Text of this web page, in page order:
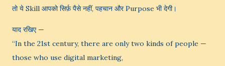
तो ये Skill आपको सिर्फ़ पैसे नहीं, पहचान और Purpose भी देगी।
याद रखिए —
“In the 21st century, there are only two kinds of people —
those who use digital marketing,